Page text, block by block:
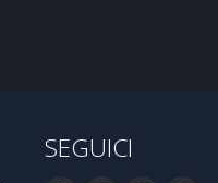
SEGUICI